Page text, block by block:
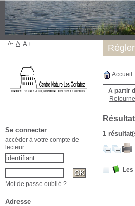
Accueil
A partir
1
A- A A+
Se connecter
accéder à votre compte de
lecteur
Mot de passe oublié ?
Adresse